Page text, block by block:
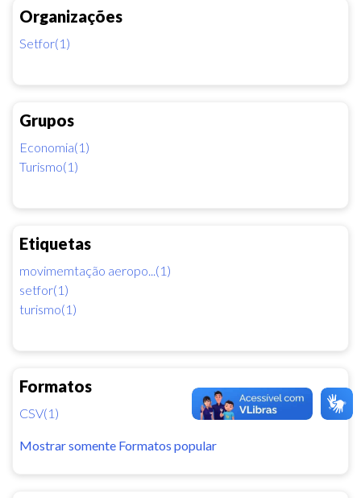
Organizações
Setfor(1)
Grupos
Economia(1)
Turismo(1)
Etiquetas
movimemtação aeropo...(1)
setfor(1)
turismo(1)
Formatos
CSV(1)
Mostrar somente Formatos popular